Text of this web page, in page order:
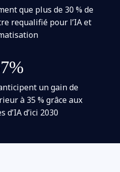
que plus de 30 % de
requalifié pour l’IA et
un gain de
à 35 % grâce aux
d’IA d’ici 2030